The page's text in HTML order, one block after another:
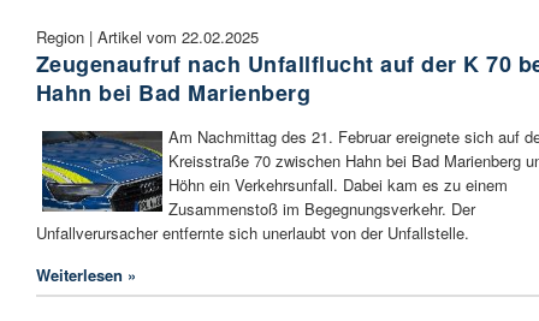
Region | Artikel vom 22.02.2025
Zeugenaufruf nach Unfallflucht auf der K 70
Hahn bei Bad Marienberg
Am Nachmittag des 21. Februar ereignete sich auf
Kreisstraße 70 zwischen Hahn bei Bad Marienberg
Höhn ein Verkehrsunfall. Dabei kam es zu einem
Zusammenstoß im Begegnungsverkehr. Der
Unfallverursacher entfernte sich unerlaubt von der Unfallstelle.
Weiterlesen »